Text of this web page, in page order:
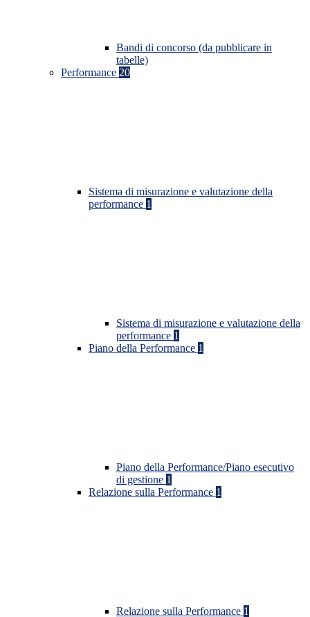
Bandi di concorso (da pubblicare in
tabelle)
Performance 20
Sistema di misurazione e valutazione della
performance 1
Sistema di misurazione e valutazione della
performance 1
Piano della Performance 1
Piano della Performance/Piano esecutivo
di gestione 1
Relazione sulla Performance 1
Relazione sulla Performance 1